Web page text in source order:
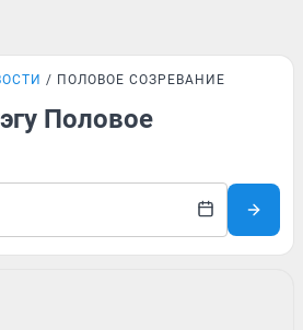
ПОЛОВОЕ СОЗРЕВАНИЕ
Половое